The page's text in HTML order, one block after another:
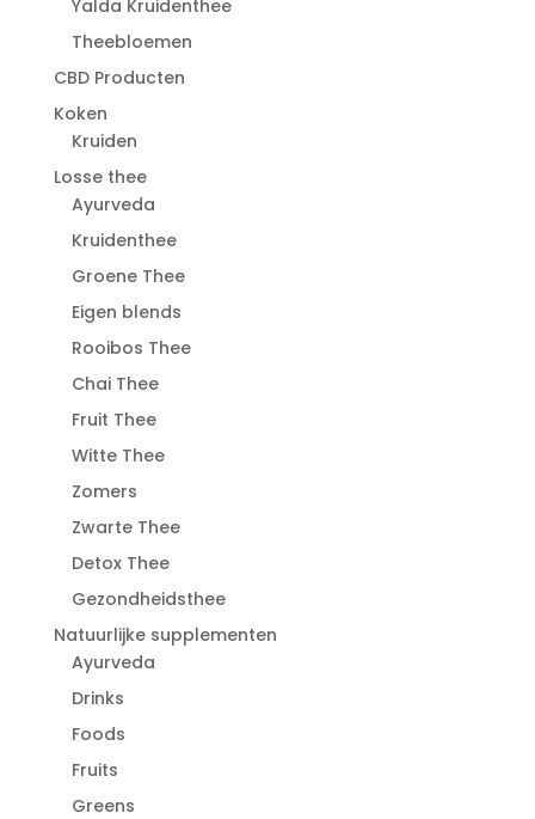
Yalda Kruidenthee
Theebloemen
CBD Producten
Koken
Kruiden
Losse thee
Ayurveda
Kruidenthee
Groene Thee
Eigen blends
Rooibos Thee
Chai Thee
Fruit Thee
Witte Thee
Zomers
Zwarte Thee
Detox Thee
Gezondheidsthee
Natuurlijke supplementen
Ayurveda
Drinks
Foods
Fruits
Greens